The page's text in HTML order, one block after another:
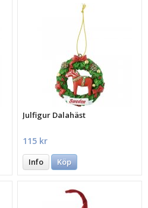
Julfigur Dalahäst
115 kr
Info Köp